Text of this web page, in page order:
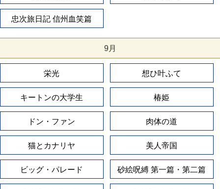
忠次旅日記 信州血笑篇
9月
栄光 想ひ叶ふて
キートンの大学生 椿姫
ドン・ファン 肉体の道
猫とカナリヤ 美人帝国
ビッグ・パレード 砂絵呪縛 第一篇・第二篇